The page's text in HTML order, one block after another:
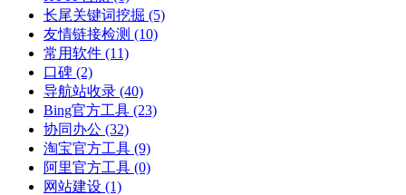
长尾关键词挖掘 (5)
友情链接检测 (10)
常用软件 (11)
口碑 (2)
导航站收录 (40)
Bing官方工具 (23)
协同办公 (32)
淘宝官方工具 (9)
阿里官方工具 (0)
网站建设 (1)